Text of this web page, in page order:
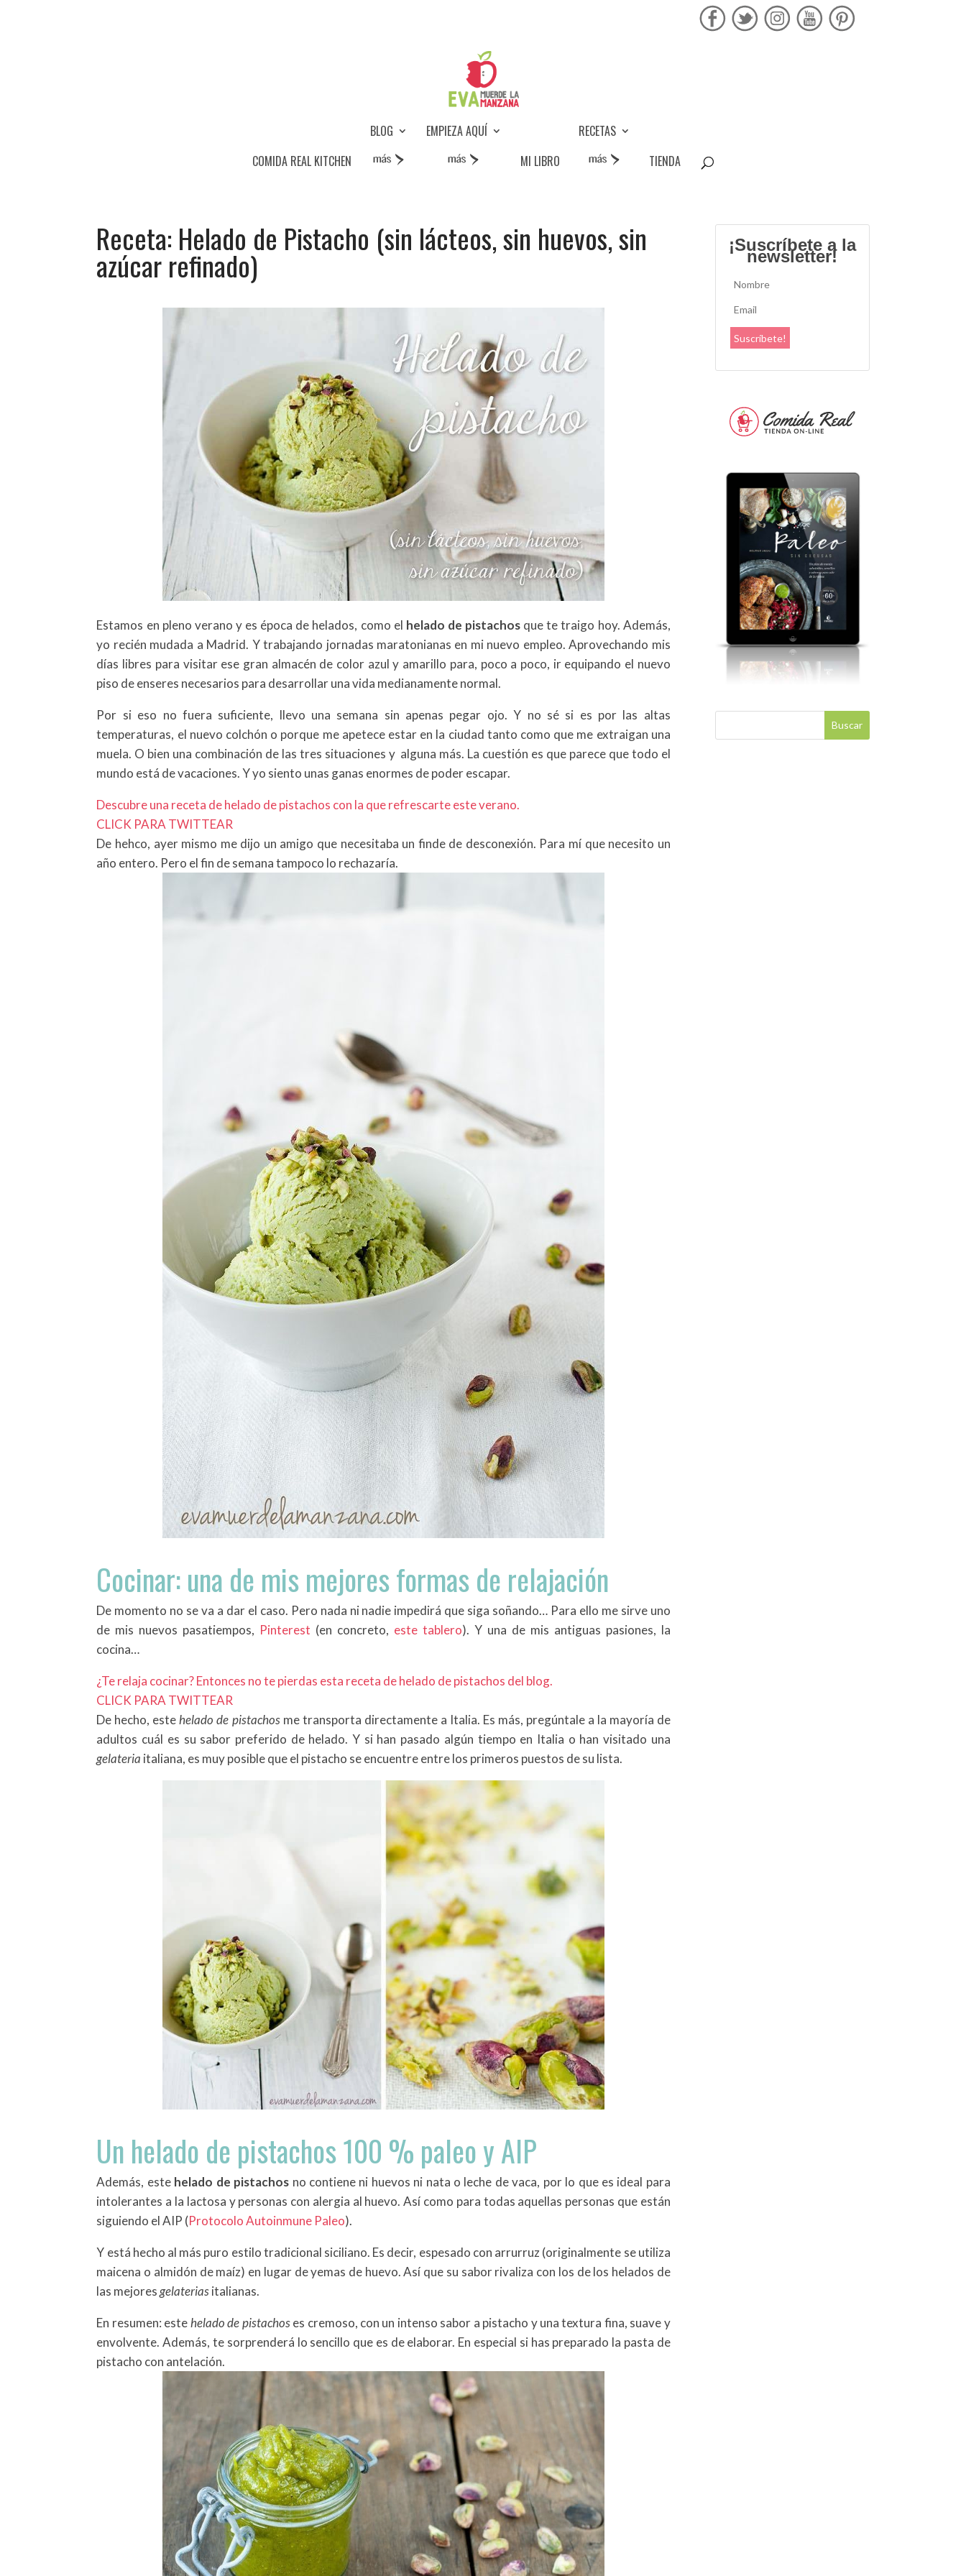
COMIDA REAL KITCHEN
BLOG
EMPIEZA AQUÍ
MI LIBRO
RECETAS
TIENDA
Receta: Helado de Pistacho (sin lácteos, sin huevos, sin
azúcar refinado)
Estamos en pleno verano y es época de helados, como el helado de pistachos que te traigo hoy. Además,
yo recién mudada a Madrid. Y trabajando jornadas maratonianas en mi nuevo empleo. Aprovechando mis
días libres para visitar ese gran almacén de color azul y amarillo para, poco a poco, ir equipando el nuevo
piso de enseres necesarios para desarrollar una vida medianamente normal.
Por si eso no fuera suficiente, llevo una semana sin apenas pegar ojo. Y no sé si es por las altas
temperaturas, el nuevo colchón o porque me apetece estar en la ciudad tanto como que me extraigan una
muela. O bien una combinación de las tres situaciones y alguna más. La cuestión es que parece que todo el
mundo está de vacaciones. Y yo siento unas ganas enormes de poder escapar.
Descubre una receta de helado de pistachos con la que refrescarte este verano.
CLICK PARA TWITTEAR
De hehco, ayer mismo me dijo un amigo que necesitaba un finde de desconexión. Para mí que necesito un
año entero. Pero el fin de semana tampoco lo rechazaría.
Cocinar: una de mis mejores formas de relajación
De momento no se va a dar el caso. Pero nada ni nadie impedirá que siga soñando… Para ello me sirve uno
de mis nuevos pasatiempos, Pinterest (en concreto, este tablero). Y una de mis antiguas pasiones, la
cocina…
¿Te relaja cocinar? Entonces no te pierdas esta receta de helado de pistachos del blog.
CLICK PARA TWITTEAR
De hecho, estehelado de pistachosme transporta directamente a Italia. Es más, pregúntale a la mayoría de
adultos cuál es su sabor preferido de helado. Y si han pasado algún tiempo en Italia o han visitado una
gelateria italiana, es muy posible que el pistacho se encuentre entre los primeros puestos de su lista.
Un helado de pistachos 100 % paleo y AIP
Además, este helado de pistachos no contiene ni huevos ni nata o leche de vaca, por lo que es ideal para
intolerantes a la lactosa y personas con alergia al huevo. Así como para todas aquellas personas que están
siguiendo el AIP (Protocolo Autoinmune Paleo).
Y está hecho al más puro estilo tradicional siciliano. Es decir, espesado con arrurruz (originalmente se utiliza
maicena o almidón de maíz) en lugar de yemas de huevo. Así que su sabor rivaliza con los de los helados de
las mejoresgelateriasitalianas.
En resumen: estehelado de pistachoses cremoso, con un intenso sabor a pistacho y una textura fina, suave y
envolvente. Además, te sorprenderá lo sencillo que es de elaborar. En especial si has preparado la pasta de
pistacho con antelación.
¡Suscríbete a la
newsletter!
Suscríbete!